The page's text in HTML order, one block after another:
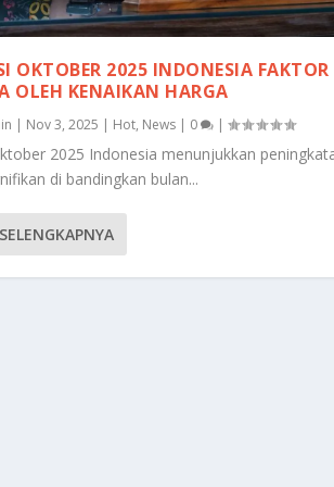
OKTOBER 2025 INDONESIA FAKTOR
OLEH KENAIKAN HARGA
| Nov 3, 2025 | Hot, News | 0 |
2025 Indonesia menunjukkan
di bandingkan bulan...